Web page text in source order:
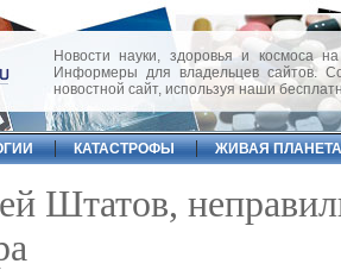
Новости науки, здоровья и космоса
Информеры для владельцев сайтов.
новостной сайт, используя наши
КАТАСТРОФЫ ЖИВАЯ ПЛАНЕТА
Штатов,